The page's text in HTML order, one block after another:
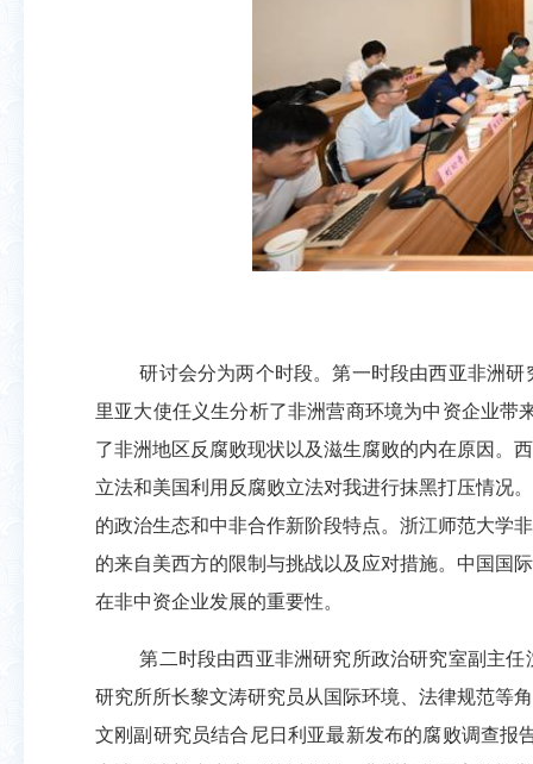
研讨会分为两个时段。第一时段由西亚非洲
里亚大使任义生分析了非洲营商环境为中资企业带
了非洲地区反腐败现状以及滋生腐败的内在原因。
立法和美国利用反腐败立法对我进行抹黑打压情况
的政治生态和中非合作新阶段特点。浙江师范大学
的来自美西方的限制与挑战以及应对措施。中国国
在非中资企业发展的重要性。
第二时段由西亚非洲研究所政治研究室副主
研究所所长黎文涛研究员从国际环境、法律规范等
文刚副研究员结合尼日利亚最新发布的腐败调查报